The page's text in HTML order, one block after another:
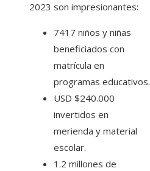
2023 son impresionantes:
7417 niños y niñas
beneficiados con
matrícula en
programas educativos.
USD $240.000
invertidos en
merienda y material
escolar.
1.2 millones de